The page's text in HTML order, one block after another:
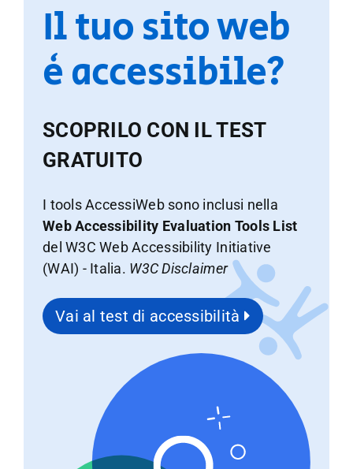
Il tuo sito web
è accessibile?
SCOPRILO CON IL TEST
GRATUITO
I tools AccessiWeb sono inclusi nella
Web Accessibility Evaluation Tools List
del W3C Web Accessibility Initiative
(WAI) - Italia. W3C Disclaimer
Vai al test di accessibilità